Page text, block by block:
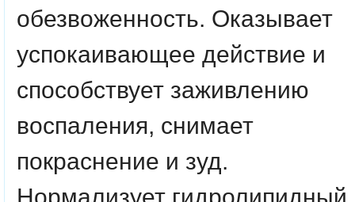
обезвоженность. Оказывает
успокаивающее действие и
способствует заживлению
воспаления, снимает
покраснение и зуд.